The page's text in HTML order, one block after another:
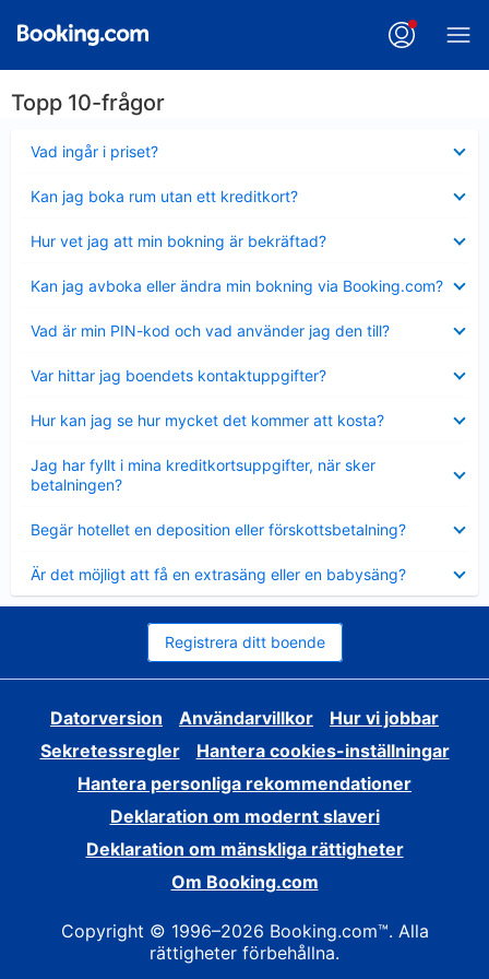
Topp 10-frågor
Vad ingår i priset?
mindre
Kan jag boka rum utan ett kreditkort?
mindre
Hur vet jag att min bokning är bekräftad?
mindre
Kan jag avboka eller ändra min bokning via Booking.com?
mindre
Vad är min PIN-kod och vad använder jag den till?
mindre
Var hittar jag boendets kontaktuppgifter?
mindre
Hur kan jag se hur mycket det kommer att kosta?
mindre
Jag har fyllt i mina kreditkortsuppgifter, när sker
betalningen?
mindre
Begär hotellet en deposition eller förskottsbetalning?
mindre
Är det möjligt att få en extrasäng eller en babysäng?
mindre
Registrera ditt boende
Datorversion Användarvillkor
Hur vi jobbar
Sekretessregler
Hantera cookies-inställningar
Hantera personliga rekommendationer
Deklaration om modernt slaveri
Deklaration om mänskliga rättigheter
Om Booking.com
Copyright © 1996–2026 Booking.com™. Alla
rättigheter förbehållna.